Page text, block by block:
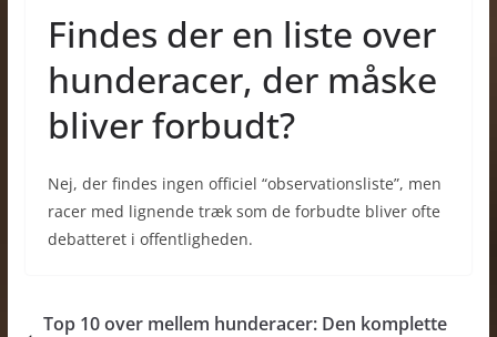
Findes der en liste over
hunderacer, der måske
bliver forbudt?
Nej, der findes ingen officiel “observationsliste”, men
racer med lignende træk som de forbudte bliver ofte
debatteret i offentligheden.
Top 10 over mellem hunderacer: Den komplette